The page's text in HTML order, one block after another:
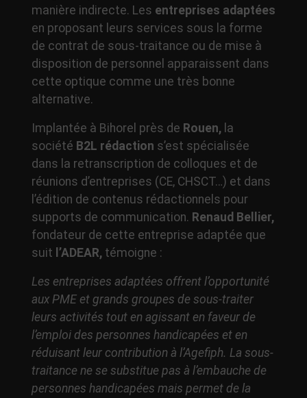
manière indirecte. Les entreprises adaptées
en proposant leurs services sous la forme
de contrat de sous-traitance ou de mise à
disposition de personnel apparaissent dans
cette optique comme une très bonne
alternative.
Implantée à Bihorel près de Rouen,la
société B2L rédaction s’est spécialisée
dans la retranscription de colloques et de
réunions d’entreprises (CE, CHSCT…) et dans
l’édition de contenus rédactionnels pour
supports de communication. Renaud Bellier,
fondateur de cette entreprise adaptée que
suit l’ADEAR, témoigne :
Les entreprises adaptées offrent l’opportunité
aux PME et grands groupes de sous-traiter
leurs activités tout en agissant en faveur de
l’emploi des personnes handicapées et en
réduisant leur contribution à l’Agefiph. La sous-
traitance ne se substitue pas à l’embauche de
personnes handicapées mais permet de la